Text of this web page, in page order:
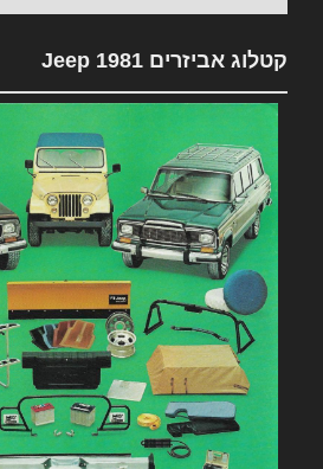
קטלוג אביזרים 1981 Jeep